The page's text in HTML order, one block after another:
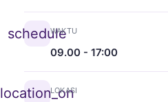
schedule
WAKTU
09.00 - 17:00
location_on
LOKASI